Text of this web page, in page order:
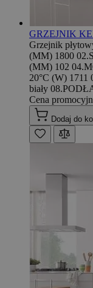
GRZEJNIK
Grzejnik
(MM) 1800
(MM) 102
20°C (W)
biały
Cena
Dodaj do